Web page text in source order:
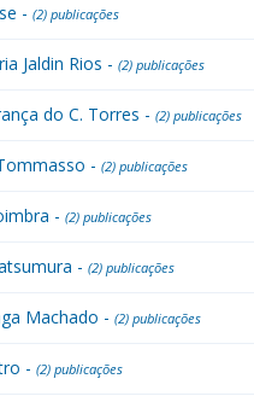
- (2) publicações
Jaldin Rios - (2) publicações
do C. Torres - (2) publicações
- (2) publicações
- (2) publicações
- (2) publicações
Machado - (2) publicações
- (2) publicações